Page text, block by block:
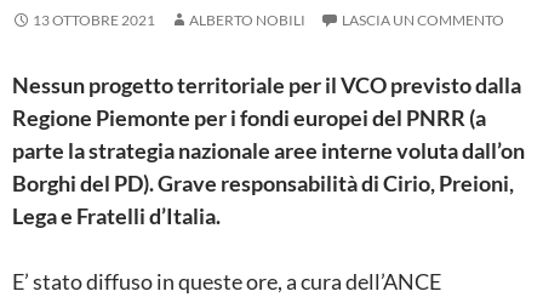
13 OTTOBRE 2021 ALBERTO NOBILI LASCIA UN COMMENTO
Nessun progetto territoriale per il VCOprevistodalla
Regione Piemonte per i fondieuropei del PNRR (a
parte la strategia nazionale aree internevoluta dall’on
Borghi del PD). Grave responsabilitàdi Cirio, Preioni,
Lega e Fratelli d’Italia.
E’ stato diffuso in queste ore, a cura dell’ANCE